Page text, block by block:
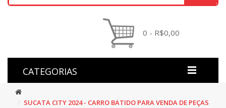
0 - R$0,00
CATEGORIAS
SUCATA CITY 2024 - CARRO BATIDO PARA VENDA DE PEÇAS